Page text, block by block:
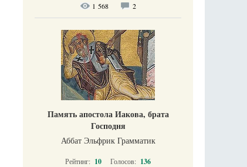
1 568 2
Память апостола Иакова, брата
Господня
Аббат Эльфрик Грамматик
Рейтинг: 10 Голосов: 136